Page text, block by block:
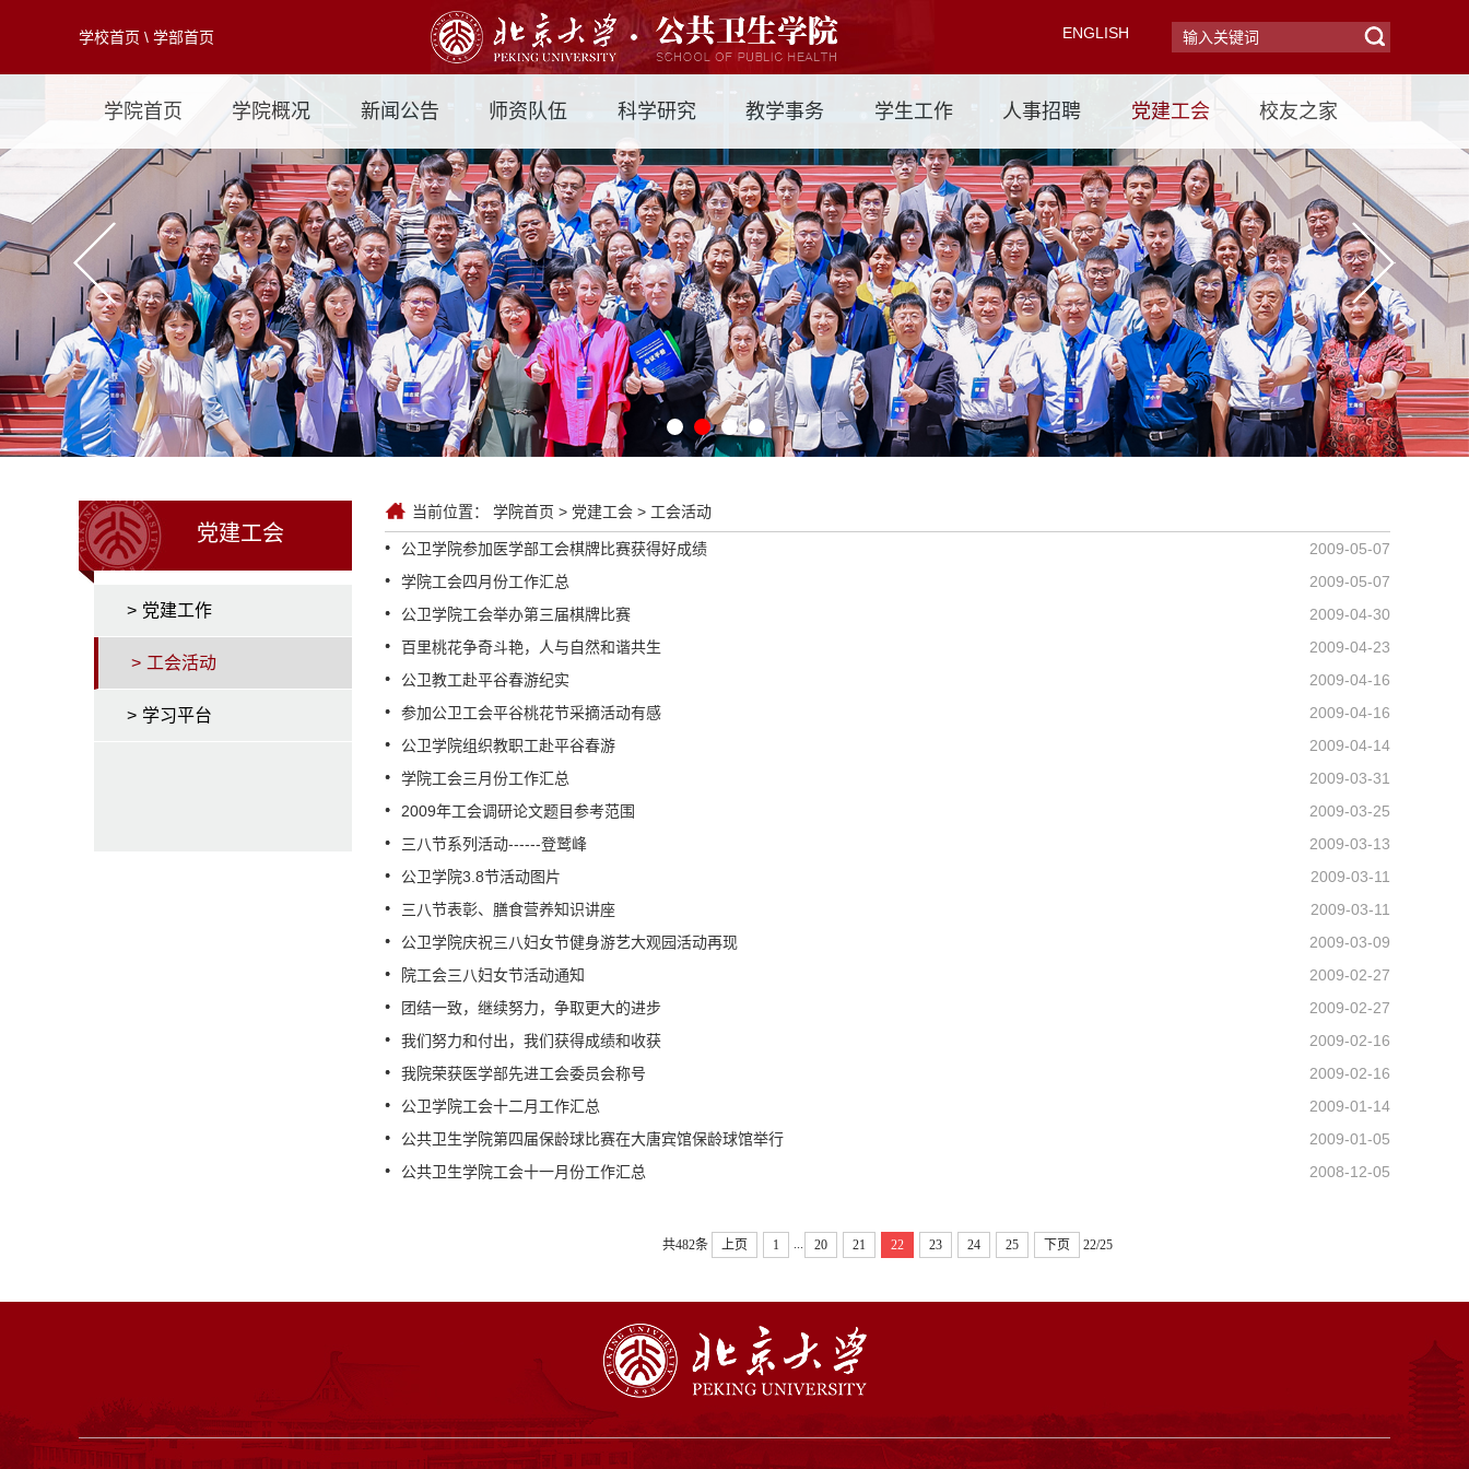
学校首页 \ 学部首页 ENGLISH
学院首页 学院概况 新闻公告 师资队伍 科学研究 教学事务 学生工作 人事招聘 党建工会 校友之家
党建工会
> 党建工作
> 工会活动
> 学习平台
当前位置： 学院首页 > 党建工会 > 工会活动
公卫学院参加医学部工会棋牌比赛获得好成绩
2009-05-07
学院工会四月份工作汇总
2009-05-07
公卫学院工会举办第三届棋牌比赛
2009-04-30
百里桃花争奇斗艳，人与自然和谐共生
2009-04-23
公卫教工赴平谷春游纪实
2009-04-16
参加公卫工会平谷桃花节采摘活动有感
2009-04-16
公卫学院组织教职工赴平谷春游
2009-04-14
学院工会三月份工作汇总
2009-03-31
2009年工会调研论文题目参考范围
2009-03-25
三八节系列活动------登鹫峰
2009-03-13
公卫学院3.8节活动图片
2009-03-11
三八节表彰、膳食营养知识讲座
2009-03-11
公卫学院庆祝三八妇女节健身游艺大观园活动再现
2009-03-09
院工会三八妇女节活动通知
2009-02-27
团结一致，继续努力，争取更大的进步
2009-02-27
我们努力和付出，我们获得成绩和收获
2009-02-16
我院荣获医学部先进工会委员会称号
2009-02-16
公卫学院工会十二月工作汇总
2009-01-14
公共卫生学院第四届保龄球比赛在大唐宾馆保龄球馆举行
2009-01-05
公共卫生学院工会十一月份工作汇总
2008-12-05
共482条 上页 1 ... 20 21 22 23 24 25 下页 22/25